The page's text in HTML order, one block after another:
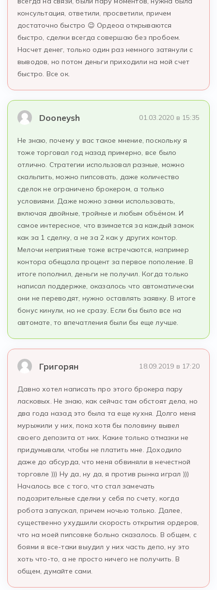
консультация, ответили, просветили, причем
достаточно быстро 😉 Ордеоа открываются
быстро, сделки всегда совершаю без пробоем.
Насчет денег, только один раз немного затянули с
выводов, но потом деньги приходили на мой счет
быстро. Все ок.
Dooneysh 01.03.2020 в 15:35
Не знаю, почему у вас такое мнение, поскольку я
тоже торговал год назад примерно, все было
отлично. Стратегии использовал разные, можно
скальпить, можно пипсовать, даже количество
сделок не ограничено брокером, а только
условиями. Даже можно замки использовать,
включая двойные, тройные и любым объёмом. И
самое интересное, что взимается за каждый замок
как за 1 сделку, а не за 2 как у других контор.
Мелочи неприятные тоже встречаются, например
контора обещала процент за первое пополение. В
итоге пополнил, деньги не получил. Когда только
написал поддержке, оказалось что автоматически
они не переводят, нужно оставлять заявку. В итоге
бонус кинули, но не сразу. Если бы было все на
автомате, то впечатления были бы еще лучше.
Григорян 18.09.2019 в 17:20
Давно хотел написать про этого брокера пару
ласковых. Не знаю, как сейчас там обстоят дела, но
два года назад это была та еще кухня. Долго меня
мурыжили у них, пока хотя бы половину вывел
своего депозита от них. Какие только отмазки не
придумывали, чтобы не платить мне. Доходило
даже до абсурда, что меня обвиняли в нечестной
торговле ))) Ну да, ну да, я против рынка играл )))
Началось все с того, что стал замечать
подозрительные сделки у себя по счету, когда
робота запускал, причем ночью только. Далее,
существенно ухудшили скорость открытия ордеров,
что на моей пипсовке больно сказалось. В общем, с
боями я все-таки выудил у них часть депо, ну это
хоть что-то, а не просто ничего не получить. В
общем, думайте сами.